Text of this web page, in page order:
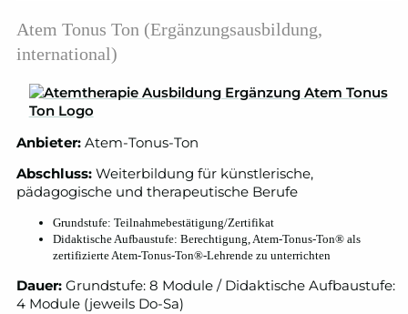
Atem Tonus Ton (Ergänzungsausbildung,
international)
Anbieter: Atem-Tonus-Ton
Abschluss: Weiterbildung für künstlerische,
pädagogische und therapeutische Berufe
Grundstufe: Teilnahmebestätigung/Zertifikat
Didaktische Aufbaustufe: Berechtigung, Atem-Tonus-Ton® als
zertifizierte Atem-Tonus-Ton®-Lehrende zu unterrichten
Dauer: Grundstufe: 8 Module / Didaktische Aufbaustufe:
4 Module (jeweils Do-Sa)